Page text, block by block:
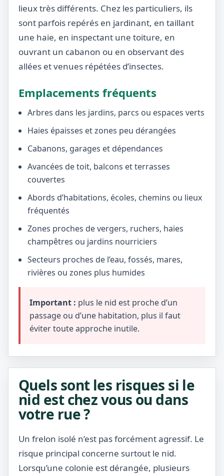
lieux très différents. Chez les particuliers, ils
sont parfois repérés en jardinant, en taillant
une haie, en inspectant une toiture, en
ouvrant un cabanon ou en observant des
allées et venues répétées d’insectes.
Emplacements fréquents
Arbres dans les jardins, parcs ou espaces verts
Haies épaisses et zones peu dérangées
Cabanons, garages et dépendances
Avancées de toit, balcons et terrasses
couvertes
Abords d’habitations, écoles, chemins ou lieux
fréquentés
Zones proches de vergers, ruchers, haies
champêtres ou jardins nourriciers
Secteurs proches de l’eau, fossés, mares,
rivières ou zones plus humides
Important : plus le nid est proche d’un
passage ou d’une habitation, plus il faut
éviter toute approche inutile.
Quels sont les risques si le
nid est chez vous ou dans
votre rue ?
Un frelon isolé n’est pas forcément agressif. Le
risque principal concerne surtout le nid.
Lorsqu’une colonie est dérangée, plusieurs